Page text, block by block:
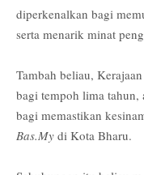
diperkenalkan bagi
serta menarik minat
Tambah beliau,
bagi tempoh lima
bagi memastikan
Bas.My di Kota Bharu.